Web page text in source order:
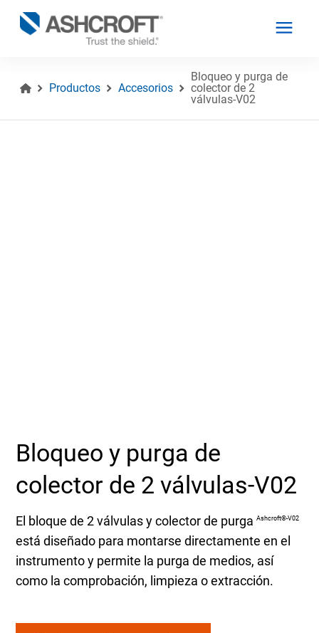
Póngase en contacto
Solicitar cotización
Productos Accesorios
Bloqueo y purga de
colector de 2
válvulas-V02
Bloqueo y purga de
colector de 2 válvulas-V02
El bloque de 2 válvulas y colector de purgaAshcroft®-V02
está diseñado para montarse directamente en el
instrumento y permite la purga de medios, así
como la comprobación, limpieza o extracción.